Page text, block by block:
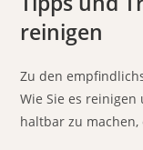
reinigen
Zu den
Wie Sie es
haltbar zu